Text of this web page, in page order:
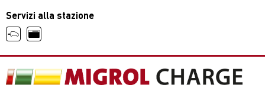
Servizi alla stazione